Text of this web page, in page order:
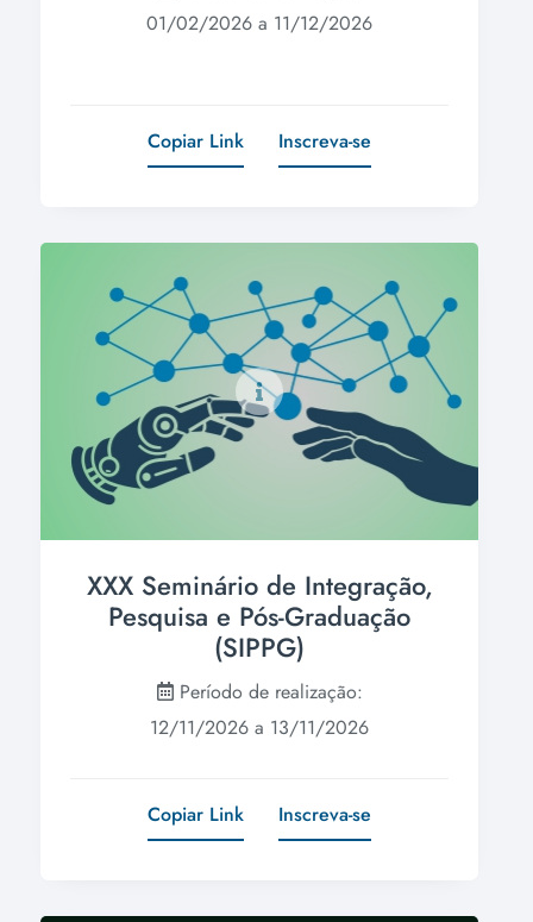
01/02/2026 a 11/12/2026
Copiar Link Inscreva-se
XXX Seminário de Integração,
Pesquisa e Pós-Graduação
(SIPPG)
Período de realização:
12/11/2026 a 13/11/2026
Copiar Link Inscreva-se